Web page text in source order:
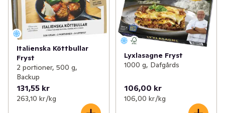
Italienska Köttbullar
Fryst
2 portioner, 500 g,
Backup
131,55 kr
263,10 kr /kg
Lyxlasagne Fryst
1000 g, Dafgårds
106,00 kr
106,00 kr /kg